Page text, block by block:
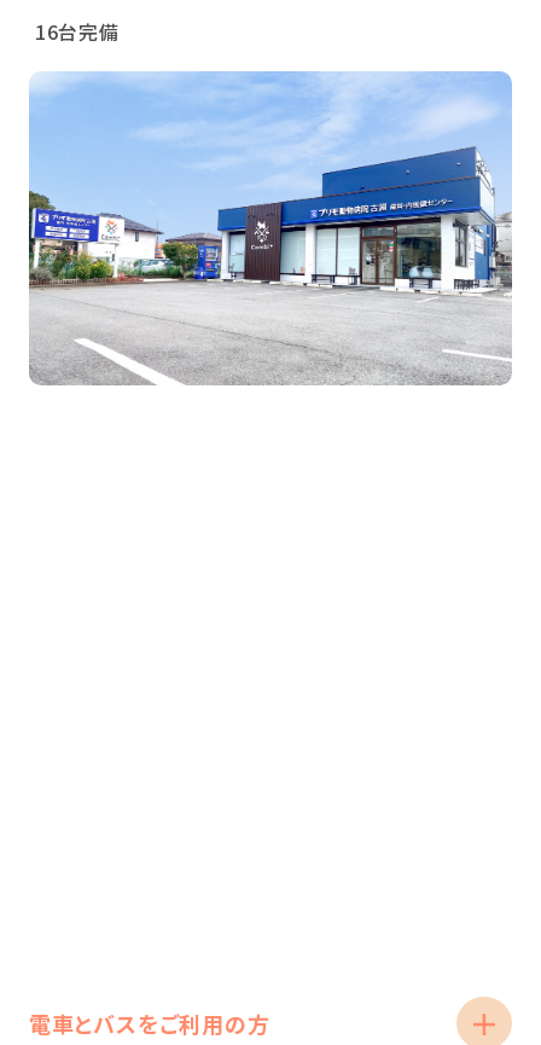
猫専用診察室
16台完備
電車とバスをご利用の方